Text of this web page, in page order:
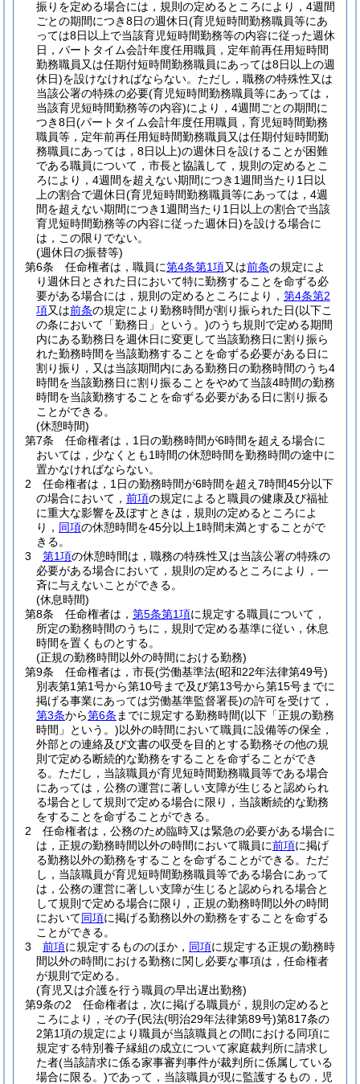
振りを定める場合には，規則の定めるところにより，4週間
ごとの期間につき8日の週休日(育児短時間勤務職員等にあ
っては8日以上で当該育児短時間勤務等の内容に従った週休
日，パートタイム会計年度任用職員，定年前再任用短時間
勤務職員又は任期付短時間勤務職員にあっては8日以上の週
休日)を設けなければならない。 ただし，職務の特殊性又は
当該公署の特殊の必要(育児短時間勤務職員等にあっては，
当該育児短時間勤務等の内容)により，4週間ごとの期間に
つき8日(パートタイム会計年度任用職員，育児短時間勤務
職員等，定年前再任用短時間勤務職員又は任期付短時間勤
務職員にあっては，8日以上)の週休日を設けることが困難
である職員について，市長と協議して，規則の定めるとこ
ろにより，4週間を超えない期間につき1週間当たり1日以
上の割合で週休日(育児短時間勤務職員等にあっては，4週
間を超えない期間につき1週間当たり1日以上の割合で当該
育児短時間勤務等の内容に従った週休日)を設ける場合に
は，この限りでない。
(週休日の振替等)
第6条
任命権者は，職員に第4条第1項又は前条の規定によ
り週休日とされた日において特に勤務することを命ずる必
要がある場合には，規則の定めるところにより， 第4条第2
項又は前条の規定により勤務時間が割り振られた日(以下こ
の条において「勤務日」という。)のうち規則で定める期間
内にある勤務日を週休日に変更して当該勤務日に割り振ら
れた勤務時間を当該勤務することを命ずる必要がある日に
割り振り，又は当該期間内にある勤務日の勤務時間のうち4
時間を当該勤務日に割り振ることをやめて当該4時間の勤務
時間を当該勤務することを命ずる必要がある日に割り振る
ことができる。
(休憩時間)
第7条
任命権者は，1日の勤務時間が6時間を超える場合に
おいては，少なくとも1時間の休憩時間を勤務時間の途中に
置かなければならない。
2
任命権者は，1日の勤務時間が6時間を超え7時間45分以下
の場合において， 前項の規定によると職員の健康及び福祉
に重大な影響を及ぼすときは，規則の定めるところによ
り， 同項の休憩時間を45分以上1時間未満とすることがで
きる。
3
第1項の休憩時間は，職務の特殊性又は当該公署の特殊の
必要がある場合において，規則の定めるところにより，一
斉に与えないことができる。
(休息時間)
第8条
任命権者は， 第5条第1項に規定する職員について，
所定の勤務時間のうちに，規則で定める基準に従い，休息
時間を置くものとする。
(正規の勤務時間以外の時間における勤務)
第9条
任命権者は，市長(労働基準法(昭和22年法律第49号)
別表第1第1号から第10号まで及び第13号から第15号までに
掲げる事業にあっては労働基準監督署長)の許可を受けて，
第3条から第6条 までに規定する勤務時間(以下「正規の勤務
時間」という。)以外の時間において職員に設備等の保全，
外部との連絡及び文書の収受を目的とする勤務その他の規
則で定める断続的な勤務をすることを命ずることができ
る。 ただし，当該職員が育児短時間勤務職員等である場合
にあっては，公務の運営に著しい支障が生じると認められ
る場合として規則で定める場合に限り，当該断続的な勤務
をすることを命ずることができる。
2
任命権者は，公務のため臨時又は緊急の必要がある場合に
は，正規の勤務時間以外の時間において職員に前項に掲げ
る勤務以外の勤務をすることを命ずることができる。 ただ
し，当該職員が育児短時間勤務職員等である場合にあって
は，公務の運営に著しい支障が生じると認められる場合と
して規則で定める場合に限り，正規の勤務時間以外の時間
において同項に掲げる勤務以外の勤務をすることを命ずる
ことができる。
3
前項に規定するもののほか， 同項に規定する正規の勤務時
間以外の時間における勤務に関し必要な事項は，任命権者
が規則で定める。
(育児又は介護を行う職員の早出遅出勤務)
第9条の2
任命権者は，次に掲げる職員が，規則の定めると
ころにより，その子(民法(明治29年法律第89号)第817条の
2第1項の規定により職員が当該職員との間における同項に
規定する特別養子縁組の成立について家庭裁判所に請求し
た者(当該請求に係る家事審判事件が裁判所に係属している
場合に限る。)であって，当該職員が現に監護するもの，児